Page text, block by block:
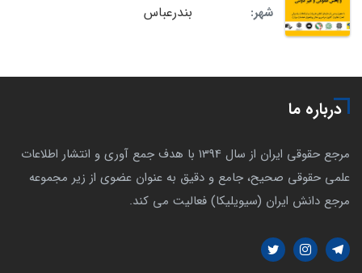
شهر:
بندرعباس
درباره ما
مرجع حقوقی ایران از سال 1394 با هدف جمع آوری و انتشار اطلاعات
علمی حقوقی صحیح، جامع و دقیق به عنوان عضوی از زیر مجموعه
مرجع دانش ایران (سیویلیکا) فعالیت می کند.